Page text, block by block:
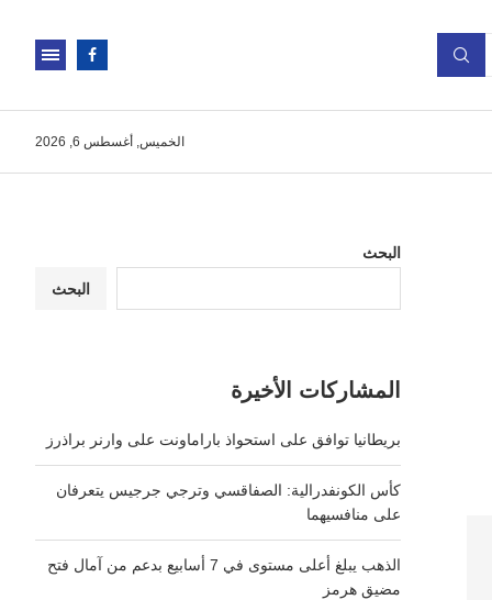
الخميس, أغسطس 6, 2026
البحث
البحث
المشاركات الأخيرة
بريطانيا توافق على استحواذ باراماونت على وارنر براذرز
كأس الكونفدرالية: الصفاقسي وترجي جرجيس يتعرفان
على منافسيهما
الذهب يبلغ أعلى مستوى في 7 أسابيع بدعم من آمال فتح
مضيق هرمز